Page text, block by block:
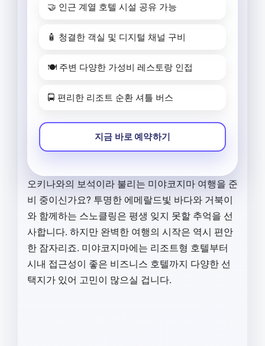
🤝 인근 계열 호텔 시설 공유 가능
🧴 청결한 객실 및 디지털 채널 구비
🍽️ 주변 다양한 가성비 레스토랑 인접
🚍 편리한 리조트 순환 셔틀 버스
지금 바로 예약하기
오키나와의 보석이라 불리는 미야코지마 여행을 준
비 중이신가요? 투명한 에메랄드빛 바다와 거북이
와 함께하는 스노클링은 평생 잊지 못할 추억을 선
사합니다. 하지만 완벽한 여행의 시작은 역시 편안
한 잠자리죠. 미야코지마에는 리조트형 호텔부터
시내 접근성이 좋은 비즈니스 호텔까지 다양한 선
택지가 있어 고민이 많으실 겁니다.